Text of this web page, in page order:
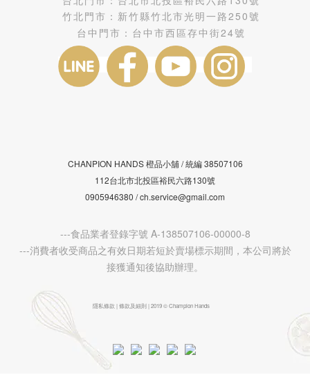
竹北門市： 新竹縣竹北市光明一路250號
台中門市： 台中市西區存中街24號
CHANPION HANDS 橙品小舖 /統編38507106
112台北市北投區裕民六路130號
0905946380 / ch.service@gmail.com
---食品業者登錄字號 A-138507106-00000-8
---消費者收受商品之有效日期若短於賣場標示期間，本公司將於
接獲通知後協助辦理。
隱私條款 | 條款及細則 | 2019 © Champion Hands